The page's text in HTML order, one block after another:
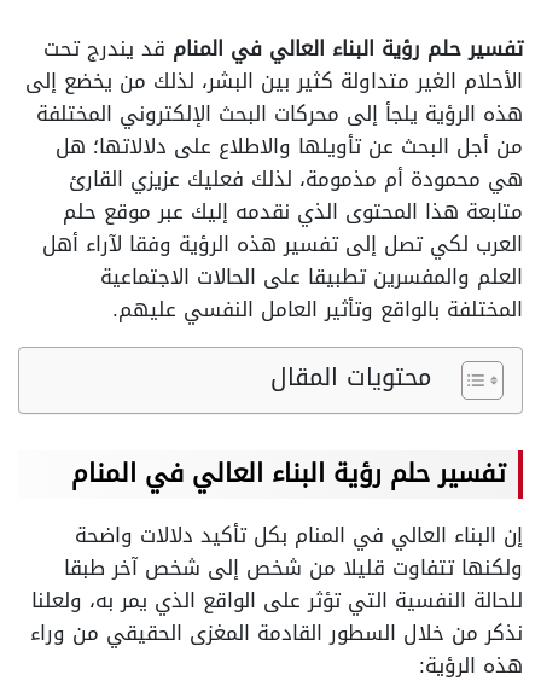
تفسير حلم رؤية البناء العالي في المنام قد يندرج تحت
الأحلام الغير متداولة كثير بين البشر، لذلك من يخضع إلى
هذه الرؤية يلجأ إلى محركات البحث الإلكتروني المختلفة
من أجل البحث عن تأويلها والاطلاع على دلالاتها؛ هل
هي محمودة أم مذمومة، لذلك فعليك عزيزي القارئ
متابعة هذا المحتوى الذي نقدمه إليك عبر موقع حلم
العرب لكي تصل إلى تفسير هذه الرؤية وفقا لآراء أهل
العلم والمفسرين تطبيقا على الحالات الاجتماعية
المختلفة بالواقع وتأثير العامل النفسي عليهم.
محتويات المقال
تفسير حلم رؤية البناء العالي في المنام
إن البناء العالي في المنام بكل تأكيد دلالات واضحة
ولكنها تتفاوت قليلا من شخص إلى شخص آخر طبقا
للحالة النفسية التي تؤثر على الواقع الذي يمر به، ولعلنا
نذكر من خلال السطور القادمة المغزى الحقيقي من وراء
هذه الرؤية: